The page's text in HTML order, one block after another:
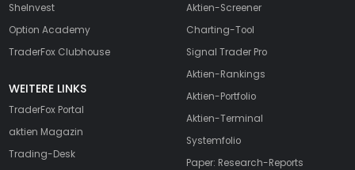
SheInvest
Option Academy
TraderFox Clubhouse
WEITERE LINKS
TraderFox Portal
aktien Magazin
Trading-Desk
Aktien-Screener
Charting-Tool
Signal Trader Pro
Aktien-Rankings
Aktien-Portfolio
Aktien-Terminal
Systemfolio
Paper: Research-Reports